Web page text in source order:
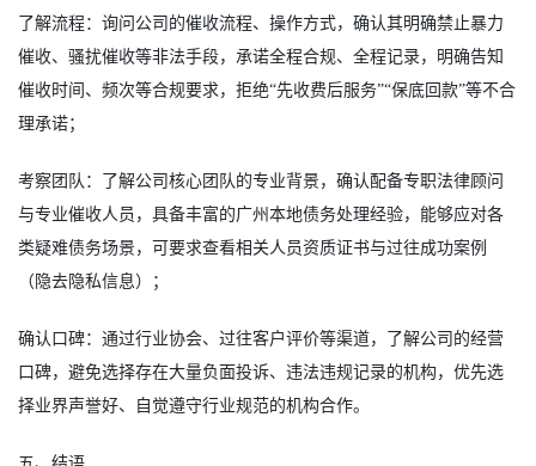
了解流程：询问公司的催收流程、操作方式，确认其明确禁止暴力
催收、骚扰催收等非法手段，承诺全程合规、全程记录，明确告知
催收时间、频次等合规要求，拒绝“先收费后服务”“保底回款”等不合
理承诺；
考察团队：了解公司核心团队的专业背景，确认配备专职法律顾问
与专业催收人员，具备丰富的广州本地债务处理经验，能够应对各
类疑难债务场景，可要求查看相关人员资质证书与过往成功案例
（隐去隐私信息）；
确认口碑：通过行业协会、过往客户评价等渠道，了解公司的经营
口碑，避免选择存在大量负面投诉、违法违规记录的机构，优先选
择业界声誉好、自觉遵守行业规范的机构合作。